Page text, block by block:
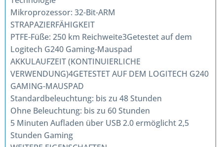
Mikroprozessor: 32-Bit-ARM
STRAPAZIERFÄHIGKEIT
PTFE-Füße: 250 km Reichweite3Getestet auf dem
Logitech G240 Gaming-Mauspad
AKKULAUFZEIT (KONTINUIERLICHE
VERWENDUNG)4GETESTET AUF DEM LOGITECH G240
GAMING-MAUSPAD
Standardbeleuchtung: bis zu 48 Stunden
Ohne Beleuchtung: bis zu 60 Stunden
5 Minuten Aufladen über USB 2.0 ermöglicht 2,5
Stunden Gaming